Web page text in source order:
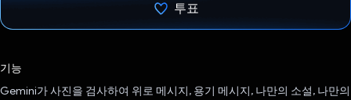
투표
기능
Gemini가 사진을 검사하여 위로 메시지, 용기 메시지, 나만의 소설, 나만의